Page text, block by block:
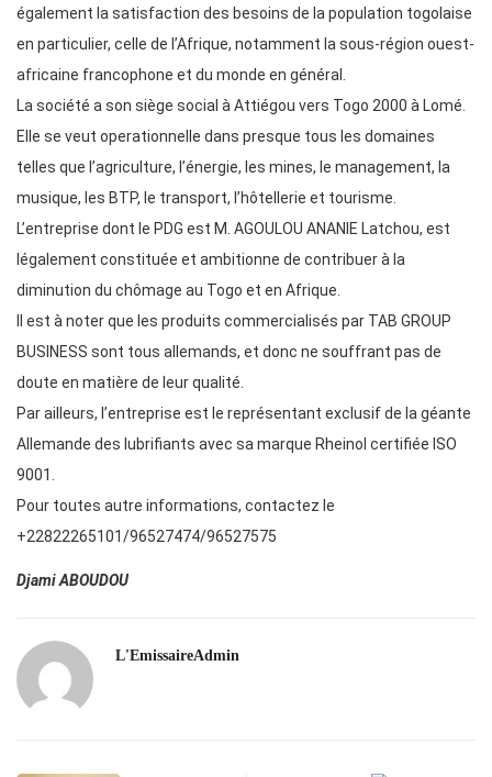
également la satisfaction des besoins de la population togolaise
en particulier, celle de l’Afrique, notamment la sous-région ouest-
africaine francophone et du monde en général.
La société a son siège social à Attiégou vers Togo 2000 à Lomé.
Elle se veut operationnelle dans presque tous les domaines
telles que l’agriculture, l’énergie, les mines, le management, la
musique, les BTP, le transport, l’hôtellerie et tourisme.
L’entreprise dont le PDG est M. AGOULOU ANANIE Latchou, est
légalement constituée et ambitionne de contribuer à la
diminution du chômage au Togo et en Afrique.
Il est à noter que les produits commercialisés par TAB GROUP
BUSINESS sont tous allemands, et donc ne souffrant pas de
doute en matière de leur qualité.
Par ailleurs, l’entreprise est le représentant exclusif de la géante
Allemande des lubrifiants avec sa marque Rheinol certifiée ISO
9001.
Pour toutes autre informations, contactez le
+22822265101/96527474/96527575
Djami ABOUDOU
L'EmissaireAdmin